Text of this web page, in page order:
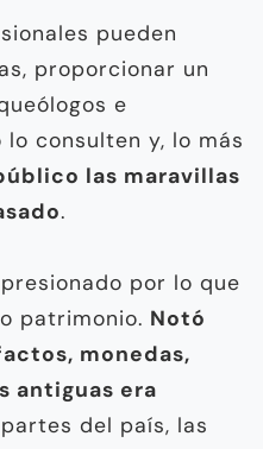
pueden
proporcionar un
e
consulten y, lo más
las maravillas
.
por lo que
patrimonio. Notó
monedas,
antiguas era
del país, las